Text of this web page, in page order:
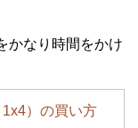
かなり時間をかけ
）の買い方